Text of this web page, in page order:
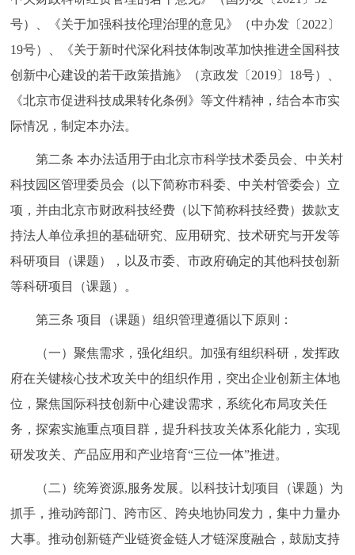
号）、《关于加强科技伦理治理的意见》（中办发〔2022〕
19号）、《关于新时代深化科技体制改革加快推进全国科技
创新中心建设的若干政策措施》（京政发〔2019〕18号）、
《北京市促进科技成果转化条例》等文件精神，结合本市实
际情况，制定本办法。
第二条 本办法适用于由北京市科学技术委员会、中关村
科技园区管理委员会（以下简称市科委、中关村管委会）立
项，并由北京市财政科技经费（以下简称科技经费）拨款支
持法人单位承担的基础研究、应用研究、技术研究与开发等
科研项目（课题），以及市委、市政府确定的其他科技创新
等科研项目（课题）。
第三条 项目（课题）组织管理遵循以下原则：
（一）聚焦需求，强化组织。加强有组织科研，发挥政
府在关键核心技术攻关中的组织作用，突出企业创新主体地
位，聚焦国际科技创新中心建设需求，系统化布局攻关任
务，探索实施重点项目群，提升科技攻关体系化能力，实现
研发攻关、产品应用和产业培育“三位一体”推进。
（二）统筹资源,服务发展。以科技计划项目（课题）为
抓手，推动跨部门、跨市区、跨央地协同发力，集中力量办
大事。推动创新链产业链资金链人才链深度融合，鼓励支持